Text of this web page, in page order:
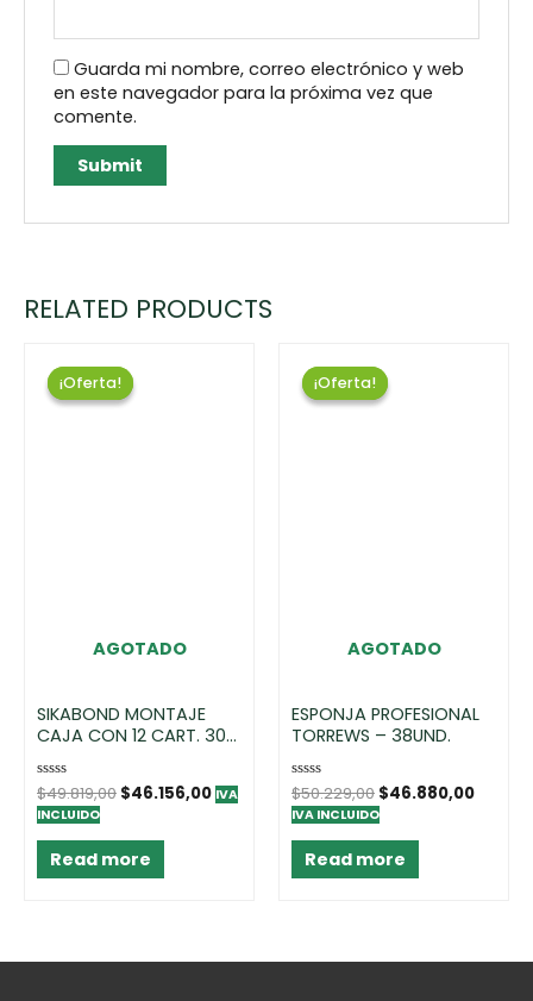
Guarda mi nombre, correo electrónico y web
en este navegador para la próxima vez que
comente.
RELATED PRODUCTS
¡Oferta!
AGOTADO
¡Oferta!
SIKABOND MONTAJE
CAJA CON 12 CART. 300
Rated
0
out
$49.819,00 $46.156,00 IVA
INCLUIDO
Read more
¡Oferta!
AGOTADO
¡Oferta!
ESPONJA PROFESIONAL
TORREWS – 38UND.
Rated
0
out
$50.229,00 $46.880,00
IVA INCLUIDO
Read more